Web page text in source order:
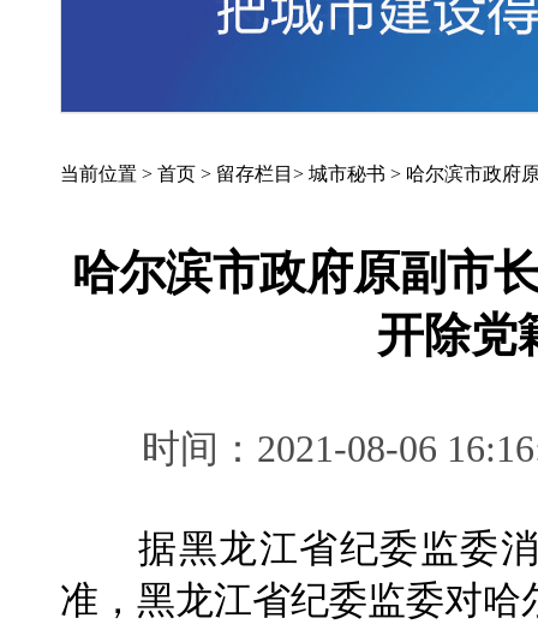
当前位置 > 首页 > 留存栏目 > 城市秘书 > 哈尔滨市政府
哈尔滨市政府原副市
开除党
时间：2021-08-06
据黑龙江省纪委监委消
准，黑龙江省纪委监委对